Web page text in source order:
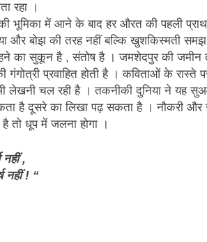
रहा ।
भूमिका में आने के बाद हर औरत की पहली
और बोझ की तरह नहीं बल्कि खुशकिस्मती
का सुकून है , संतोष है । जमशेदपुर की जमीन
गंगोत्री प्रवाहित होती है । कविताओं के
लेखनी चल रही है । तकनीकी दुनिया ने यह
है दूसरे का लिखा पढ़ सकता है । नौकरी
तो धूप में जलना होगा ।
,
नहीं ! “